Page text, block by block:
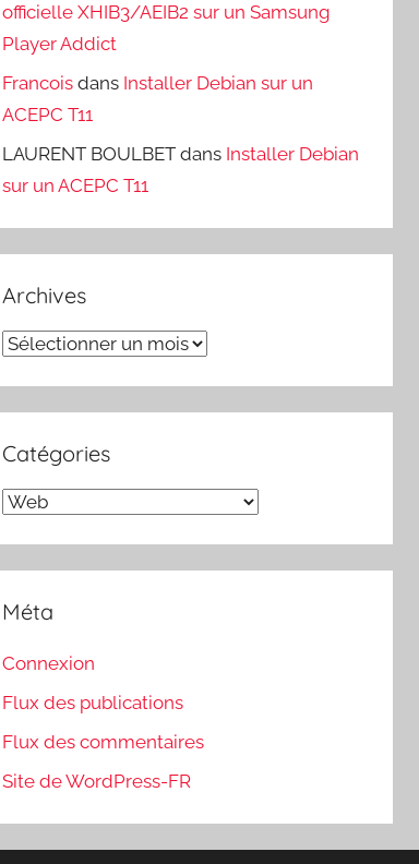
officielle XHIB3/AEIB2 sur un Samsung
Player Addict
Francois dans Installer Debian sur un
ACEPC T11
LAURENT BOULBET dans Installer Debian
sur un ACEPC T11
Archives
Archives
Catégories
Catégories
Méta
Connexion
Flux des publications
Flux des commentaires
Site de WordPress-FR